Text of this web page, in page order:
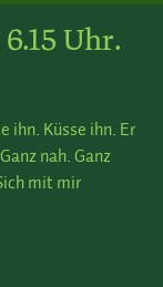
Uhr.
ihn. Küsse ihn. Er
nah. Ganz
mit mir